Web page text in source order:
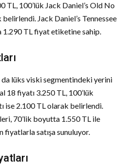
TL, 100’lük Jack Daniel’s Old No
Jack Daniel’s Tennessee
1.290 TL fiyat etiketine sahip.
da lüks viski segmentindeki yerini
18 fiyatı 3.250 TL, 100’lük
ise 2.100 TL olarak belirlendi.
70’lik boyutta 1.550 TL ile
fiyatlarla satışa sunuluyor.